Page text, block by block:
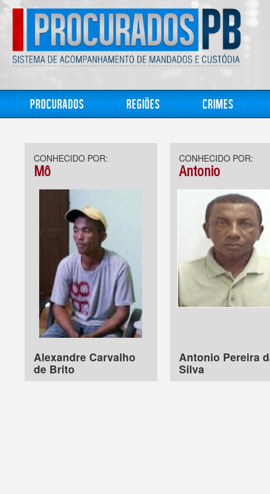
Procurados Regiões Crimes
CONHECIDO POR:
Mô
Alexandre Carvalho
de Brito
CONHECIDO POR:
Antonio
Antonio Pereira
Silva